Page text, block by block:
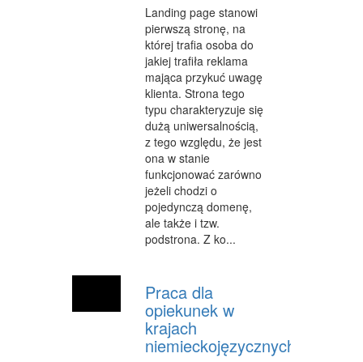
SOFTWARE
OPROGRAMOWANIE
STRONY INTERNETOWE
KONTAKT
Landing page stanowi
pierwszą stronę, na
której trafia osoba do
jakiej trafiła reklama
mająca przykuć uwagę
klienta. Strona tego
typu charakteryzuje się
dużą uniwersalnością,
z tego względu, że jest
ona w stanie
funkcjonować zarówno
jeżeli chodzi o
pojedynczą domenę,
ale także i tzw.
podstrona. Z ko...
Praca dla
opiekunek w
krajach
niemieckojęzycznych